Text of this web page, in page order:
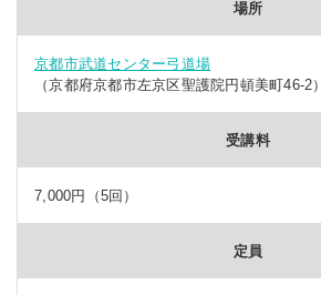
場所
京都市武道センター弓道場
（京都府京都市左京区聖護院円頓美町46-2）
受講料
7,000円（5回）
定員